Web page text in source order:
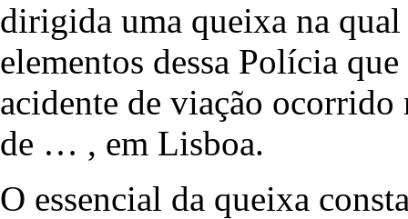
dirigida uma queixa na qual
elementos dessa Polícia
acidente de viação
de … , em Lisboa.
O essencial da queixa